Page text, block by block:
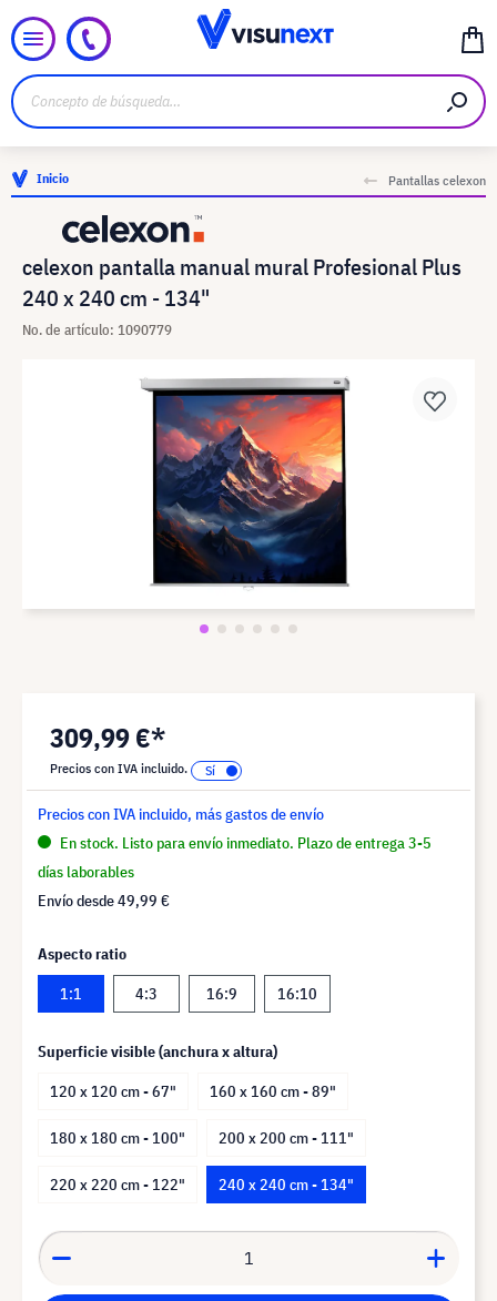
Inicio Pantallas celexon
celexon pantalla manual mural Profesional Plus
240 x 240 cm - 134"
No. de artículo: 1090779
309,99 €*
Precios con IVA incluido.
Precios con IVA incluido, más gastos de envío
En stock. Listo para envío inmediato. Plazo de entrega 3-5
días laborables
Envío desde49,99 €
Aspecto ratio
1:1
4:3 16:9 16:10
Superficie visible (anchura x altura)
120 x 120 cm - 67"
160 x 160 cm - 89"
180 x 180 cm - 100" 200 x 200 cm - 111"
220 x 220 cm - 122" 240 x 240 cm - 134"